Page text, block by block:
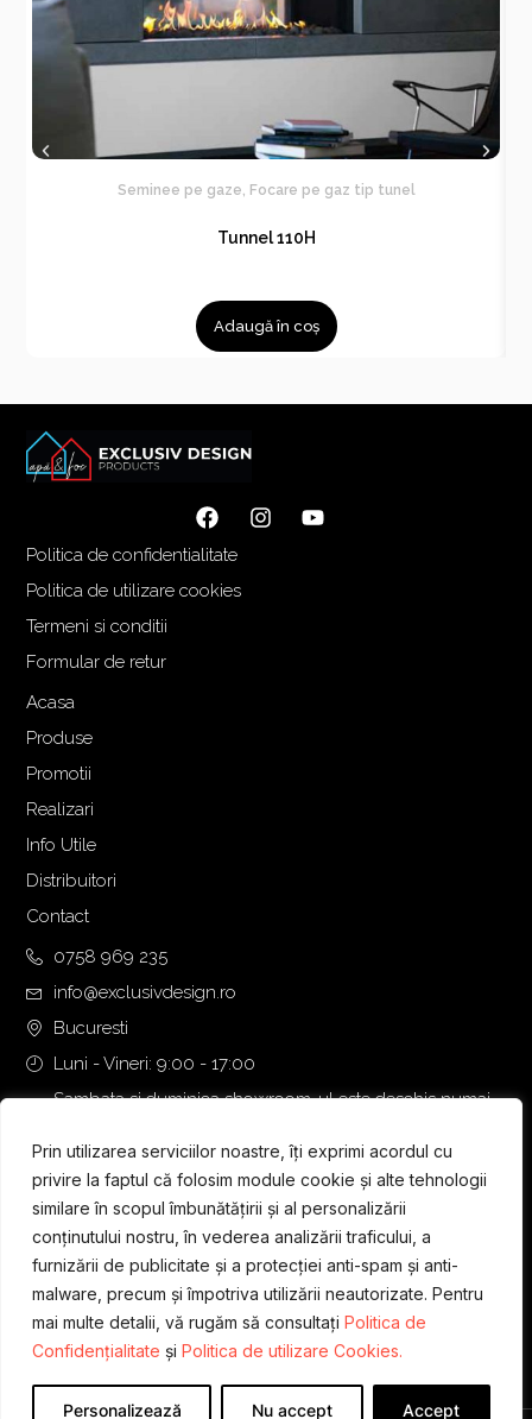
Prin utilizarea serviciilor noastre, îți exprimi acordul cu
privire la faptul că folosim module cookie și alte tehnologii
similare în scopul îmbunătățirii și al personalizării
conținutului nostru, în vederea analizării traficului, a
furnizării de publicitate și a protecției anti-spam și anti-
malware, precum și împotriva utilizării neautorizate. Pentru
mai multe detalii, vă rugăm să consultați Politica de
Confidențialitate și Politica de utilizare Cookies.
Personalizează Nu accept Accept
Seminee pe gaze, Focare pe gaz tip tunel
Tunnel 110H
Adaugă în coș
Politica de confidentialitate
Politica de utilizare cookies
Termeni si conditii
Formular de retur
Acasa
Produse
Promotii
Realizari
Info Utile
Distribuitori
Contact
0758 969 235
info@exclusivdesign.ro
Bucuresti
Luni - Vineri: 9:00 - 17:00
Sambata si duminica showroom-ul este deschis numai